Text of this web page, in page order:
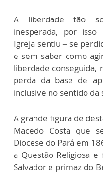
A liberdade tão
inesperada, por
Igreja sentiu – se
e sem saber como
liberdade conseguida,
perda da base de
inclusive no sentido da
A grande figura de
Macedo Costa que
Diocese do Pará em
a Questão Religiosa
Salvador e primaz do